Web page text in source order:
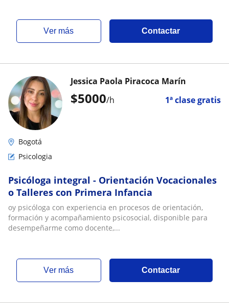
ver más Contactar
$5000/h 1ª clase gratis
Jessica Paola Piracoca Marín
Bogotá
Psicologia
Psicóloga integral - Orientación Vocacionales
o Talleres con Primera Infancia
oy psicóloga con experiencia en procesos de orientación,
formación y acompañamiento psicosocial, disponible para
desempeñarme como docente,...
ver más Contactar